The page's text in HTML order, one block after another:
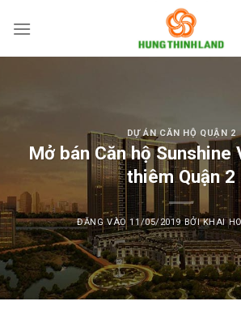
qua
DỰ ÁN CĂN HỘ QUẬN 2
Mở bán Căn hộ Sunshine
thiêm Quận 2
ĐĂNG VÀO11/05/2019 BỞIKHAI